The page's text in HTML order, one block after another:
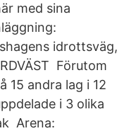
med sina
idrottsväg,
Förutom
15 andra lag i 12
i 3 olika
Arena: